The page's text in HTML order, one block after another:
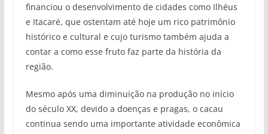
financiou o desenvolvimento de cidades como Ilhéus
e Itacaré, que ostentam até hoje um rico patrimônio
histórico e cultural e cujo turismo também ajuda a
contar a como esse fruto faz parte da história da
região.
Mesmo após uma diminuição na produção no início
do século XX, devido a doenças e pragas, o cacau
continua sendo uma importante atividade econômica